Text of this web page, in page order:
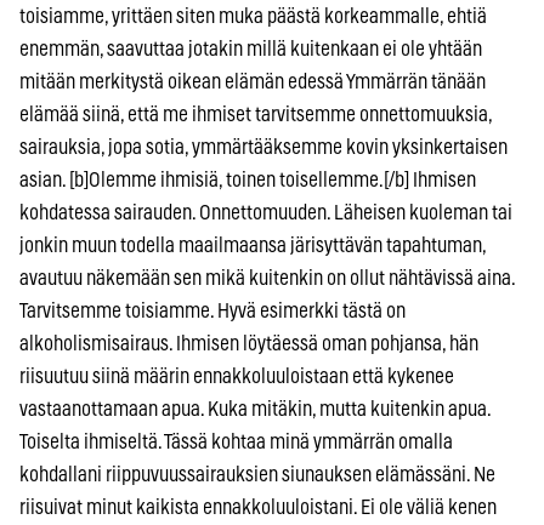
toisiamme, yrittäen siten muka päästä korkeammalle, ehtiä
enemmän, saavuttaa jotakin millä kuitenkaan ei ole yhtään
mitään merkitystä oikean elämän edessä Ymmärrän tänään
elämää siinä, että me ihmiset tarvitsemme onnettomuuksia,
sairauksia, jopa sotia, ymmärtääksemme kovin yksinkertaisen
asian. [b]Olemme ihmisiä, toinen toisellemme.[/b] Ihmisen
kohdatessa sairauden. Onnettomuuden. Läheisen kuoleman tai
jonkin muun todella maailmaansa järisyttävän tapahtuman,
avautuu näkemään sen mikä kuitenkin on ollut nähtävissä aina.
Tarvitsemme toisiamme. Hyvä esimerkki tästä on
alkoholismisairaus. Ihmisen löytäessä oman pohjansa, hän
riisuutuu siinä määrin ennakkoluuloistaan että kykenee
vastaanottamaan apua. Kuka mitäkin, mutta kuitenkin apua.
Toiselta ihmiseltä. Tässä kohtaa minä ymmärrän omalla
kohdallani riippuvuussairauksien siunauksen elämässäni. Ne
riisuivat minut kaikista ennakkoluuloistani. Ei ole väliä kenen